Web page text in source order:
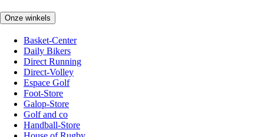
Onze winkels
Basket-Center
Daily Bikers
Direct Running
Direct-Volley
Espace Golf
Foot-Store
Galop-Store
Golf and co
Handball-Store